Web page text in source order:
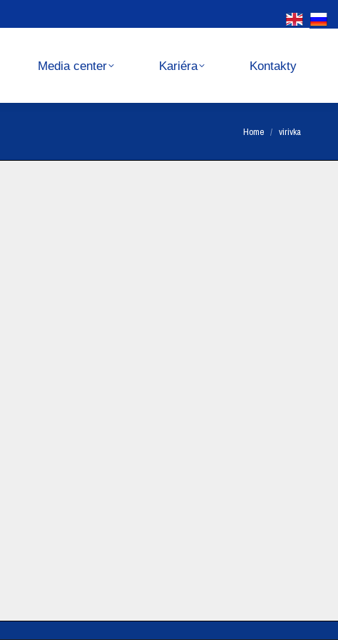
Media center Kariéra Kontakty
You are here:
Home virivka